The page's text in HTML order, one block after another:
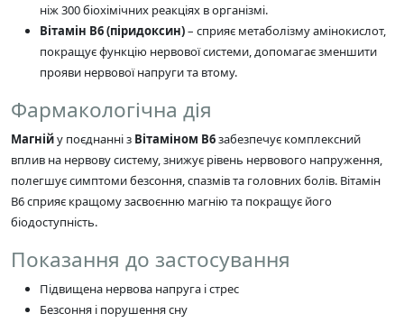
ніж 300 біохімічних реакціях в організмі.
Вітамін B6 (піридоксин)– сприяє метаболізму амінокислот,
покращує функцію нервової системи, допомагає зменшити
прояви нервової напруги та втому.
Фармакологічна дія
Магнійу поєднанні з Вітаміном B6забезпечує комплексний
вплив на нервову систему, знижує рівень нервового напруження,
полегшує симптоми безсоння, спазмів та головних болів. Вітамін
B6 сприяє кращому засвоєнню магнію та покращує його
біодоступність.
Показання до застосування
Підвищена нервова напруга і стрес
Безсоння і порушення сну